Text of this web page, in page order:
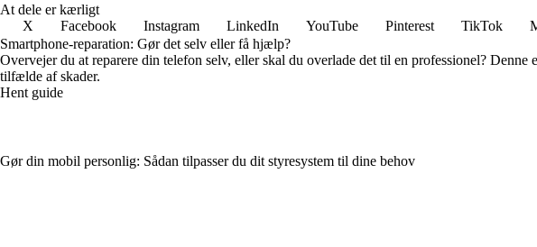
At dele er kærligt
X
Facebook Instagram LinkedIn YouTube Pinterest TikTok
Smartphone-reparation: Gør det selv eller få hjælp?
Overvejer du at reparere din telefon selv, eller skal du overlade det til en professionel?
tilfælde af skader.
Hent guide
Gør din mobil personlig: Sådan tilpasser du dit styresystem til dine behov